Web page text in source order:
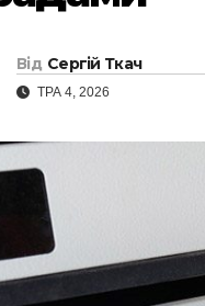
Від Сергій Ткач
ТРА 4, 2026